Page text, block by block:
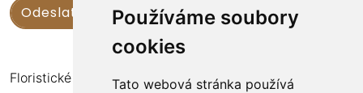
Používáme soubory
cookies
Tato webová stránka používá
Floristické kurzy Violet - Bc. Veronika Němečková